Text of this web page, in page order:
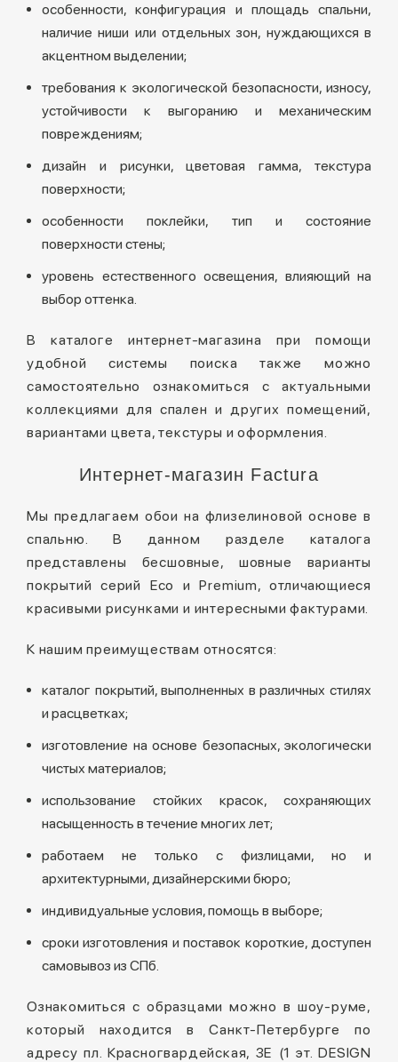
особенности, конфигурация и площадь спальни,
наличие ниши или отдельных зон, нуждающихся в
акцентном выделении;
требования к экологической безопасности, износу,
устойчивости к выгоранию и механическим
повреждениям;
дизайн и рисунки, цветовая гамма, текстура
поверхности;
особенности поклейки, тип и состояние
поверхности стены;
уровень естественного освещения, влияющий на
выбор оттенка.
В каталоге интернет-магазина при помощи
удобной системы поиска также можно
самостоятельно ознакомиться с актуальными
коллекциями для спален и других помещений,
вариантами цвета, текстуры и оформления.
Интернет-магазин Factura
Мы предлагаем обои на флизелиновой основе в
спальню. В данном разделе каталога
представлены бесшовные, шовные варианты
покрытий серий Eco и Premium, отличающиеся
красивыми рисунками и интересными фактурами.
К нашим преимуществам относятся:
каталог покрытий, выполненных в различных стилях
и расцветках;
изготовление на основе безопасных, экологически
чистых материалов;
использование стойких красок, сохраняющих
насыщенность в течение многих лет;
работаем не только с физлицами, но и
архитектурными, дизайнерскими бюро;
индивидуальные условия, помощь в выборе;
сроки изготовления и поставок короткие, доступен
самовывоз из СПб.
Ознакомиться с образцами можно в шоу-руме,
который находится в Санкт-Петербурге по
адресу пл. Красногвардейская, 3Е (1 эт. DESIGN